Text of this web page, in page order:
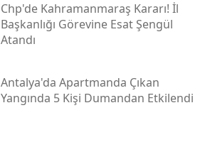
Chp'de Kahramanmaraş Kararı! İl
Başkanlığı Görevine Esat Şengül
Atandı
Antalya'da Apartmanda Çıkan
Yangında 5 Kişi Dumandan Etkilendi